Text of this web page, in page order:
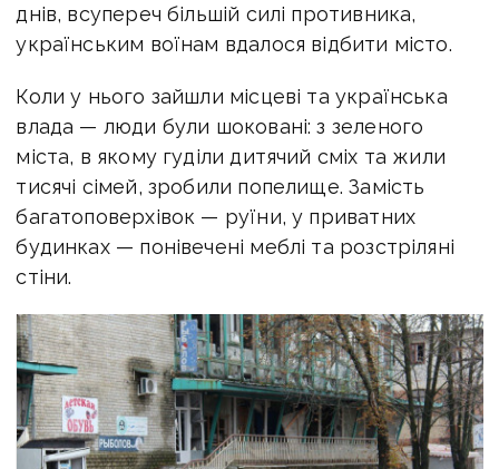
днів, всупереч більшій силі противника,
українським воїнам вдалося відбити місто.
Коли у нього зайшли місцеві та українська
влада — люди були шоковані: з зеленого
міста, в якому гуділи дитячий сміх та жили
тисячі сімей, зробили попелище. Замість
багатоповерхівок — руїни, у приватних
будинках — понівечені меблі та розстріляні
стіни.